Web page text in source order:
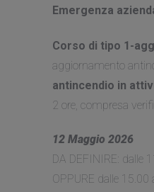
Emergenza
Corso di tipo 1-agg
aggiornamento
antincendio in
2 ore, compresa
12 Maggio 2026
DA DEFINIRE: dalle
OPPURE dalle 15.00